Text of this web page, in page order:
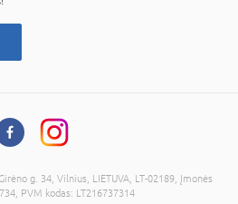
g. 34, Vilnius, LIETUVA, LT-02189, Įmonės
PVM kodas: LT216737314